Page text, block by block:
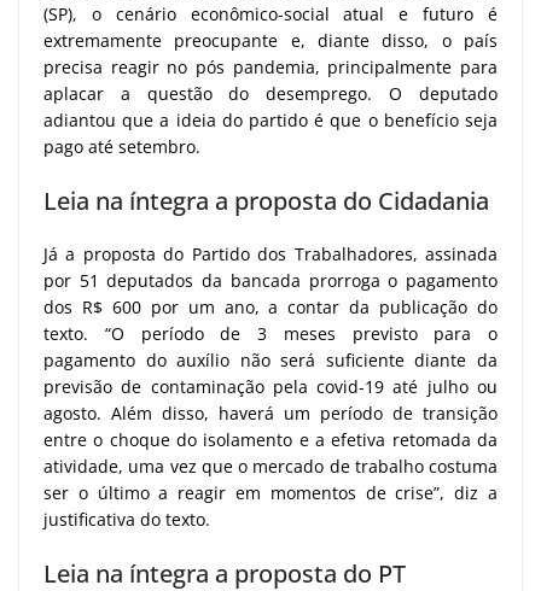
(SP), o cenário econômico-social atual e futuro é
extremamente preocupante e, diante disso, o país
precisa reagir no pós pandemia, principalmente para
aplacar a questão do desemprego. O deputado
adiantou que a ideia do partido é que o benefício seja
pago até setembro.
Leia na íntegra a proposta do Cidadania
Já a proposta do Partido dos Trabalhadores, assinada
por 51 deputados da bancada prorroga o pagamento
dos R$ 600 por um ano, a contar da publicação do
texto. “O período de 3 meses previsto para o
pagamento do auxílio não será suficiente diante da
previsão de contaminação pela covid-19 até julho ou
agosto. Além disso, haverá um período de transição
entre o choque do isolamento e a efetiva retomada da
atividade, uma vez que o mercado de trabalho costuma
ser o último a reagir em momentos de crise”, diz a
justificativa do texto.
Leia na íntegra a proposta do PT